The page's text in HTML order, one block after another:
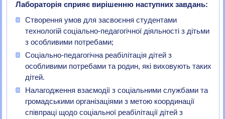
Лабораторія сприяє вирішенню наступних завдань:
Створення умов для засвоєння студентами
технологій соціально-педагогічної діяльності з дітьми
з особливими потребами;
Соціально-педагогічна реабілітація дітей з
особливими потребами та родин, які виховують таких
дітей.
Налагодження взаємодії з соціальними службами та
громадськими організаціями з метою координації
співпраці щодо соціальної реабілітації дітей з